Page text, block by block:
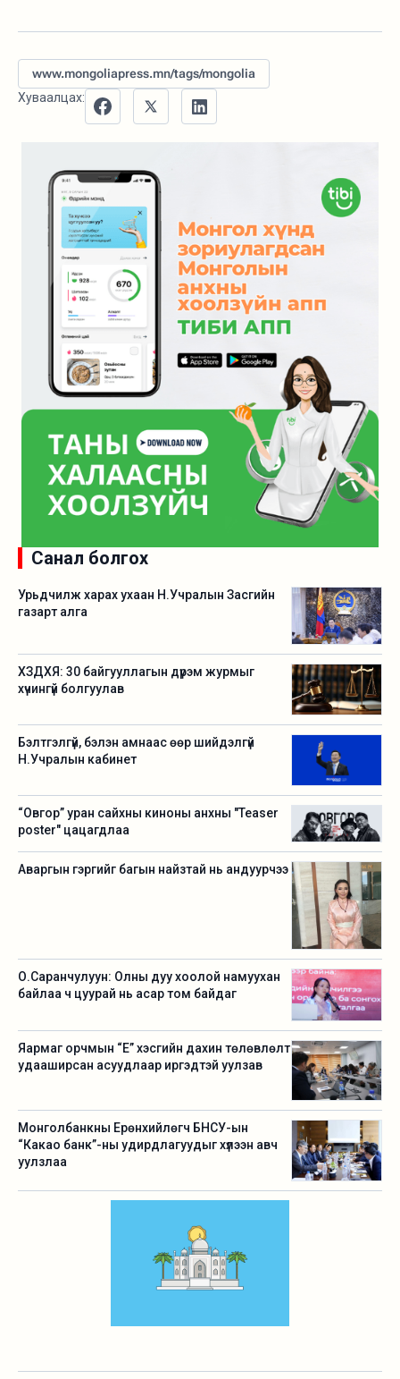
www.mongoliapress.mn/tags/mongolia
Хуваалцах:
Санал болгох
Урьдчилж харах ухаан Н.Учралын Засгийн
газарт алга
ХЗДХЯ: 30 байгууллагын дүрэм журмыг
хүчингүй болгуулав
Бэлтгэлгүй, бэлэн амнаас өөр шийдэлгүй
Н.Учралын кабинет
“Овгор” уран сайхны киноны анхны "Teaser
poster" цацагдлаа
Аваргын гэргийг багын найзтай нь андуурчээ
О.Саранчулуун: Олны дуу хоолой намуухан
байлаа ч цуурай нь асар том байдаг
Яармаг орчмын “Е” хэсгийн дахин төлөвлөлт
удааширсан асуудлаар иргэдтэй уулзав
Монголбанкны Ерөнхийлөгч БНСУ-ын
“Какао банк”-ны удирдлагуудыг хүлээн авч
уулзлаа